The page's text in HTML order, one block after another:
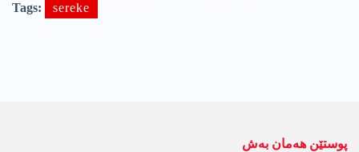
Tags: sereke
پوستێن ھەمان بەش